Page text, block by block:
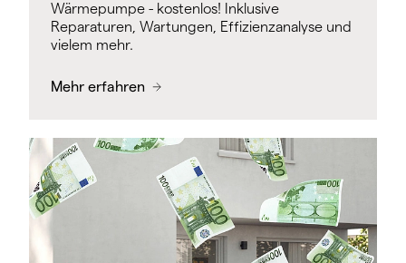
Wärmepumpe - kostenlos! Inklusive
Reparaturen, Wartungen, Effizienzanalyse und
vielem mehr.
Mehr erfahren